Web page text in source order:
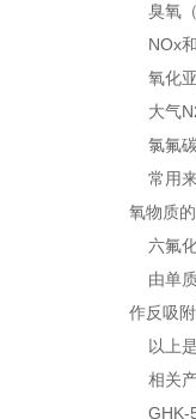
臭氧（
NOx和
氧化亚
大气
氯氟碳
常用来
氧物质
六氟化
由单质
作反吸
以上是
相关
GHK-